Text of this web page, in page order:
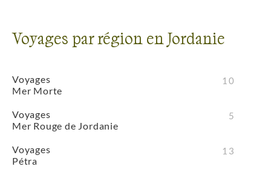
Voyages par région en Jordanie
Voyages
Mer Morte
10
Voyages
Mer Rouge de Jordanie
5
Voyages
Pétra
13